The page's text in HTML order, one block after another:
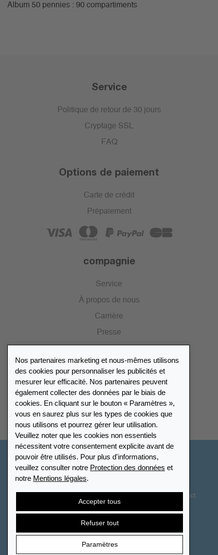
Album 50 pennies : 90 compartiments
Service
Politique de retour de 30 jours
Cryptage SSL
FAQ
Options de paiement
Carte de crédit
Prépaiement
compagnie
Service
À propos de nous
Carrière
Presse
Portail des revendeurs
Répertoire des revendeurs
Trouver Leuchtturm
Nos partenaires marketing et nous-mêmes utilisons
des cookies pour personnaliser les publicités et
mesurer leur efficacité. Nos partenaires peuvent
également collecter des données par le biais de
cookies. En cliquant sur le bouton « Paramètres »,
vous en saurez plus sur les types de cookies que
nous utilisons et pourrez gérer leur utilisation.
Veuillez noter que les cookies non essentiels
nécessitent votre consentement explicite avant de
pouvoir être utilisés. Pour plus d'informations,
veuillez consulter notre Protection des données et
notre Mentions légales.
Accepter tous
Refuser tout
Paramètres
France
Paramètres des cookies
Contact
Droit de rétractation Résilier le contrat
© 2026 LEUCHTTURM. Tous droits réservés.